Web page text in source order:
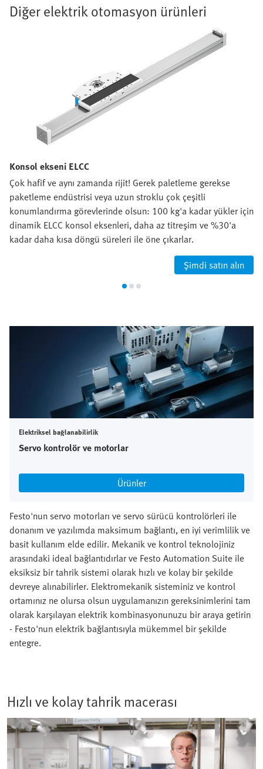
Diğer elektrik otomasyon ürünleri
Konsol ekseni ELCC
Çok hafif ve aynı zamanda rijit! Gerek paletleme gerekse
paketleme endüstrisi veya uzun stroklu çok çeşitli
konumlandırma görevlerinde olsun: 100 kg'a kadar yükler için
dinamik ELCC konsol eksenleri, daha az titreşim ve %30'a
kadar daha kısa döngü süreleri ile öne çıkarlar.
Şimdi satın alın
Elektriksel bağlanabilirlik
Servo kontrolör ve motorlar
Ürünler
Festo'nun servo motorları ve servo sürücü kontrolörleri ile
donanım ve yazılımda maksimum bağlantı, en iyi verimlilik ve
basit kullanım elde edilir. Mekanik ve kontrol teknolojiniz
arasındaki ideal bağlantıdırlar ve Festo Automation Suite ile
eksiksiz bir tahrik sistemi olarak hızlı ve kolay bir şekilde
devreye alınabilirler. Elektromekanik sisteminiz ve kontrol
ortamınız ne olursa olsun uygulamanızın gereksinimlerini tam
olarak karşılayan elektrik kombinasyonunuzu bir araya getirin
- Festo'nun elektrik bağlantısıyla mükemmel bir şekilde
entegre.
Hızlı ve kolay tahrik macerası